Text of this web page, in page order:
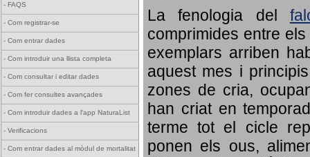
- FAQS
- Com registrar-se
- Com entrar dades
- Com introduir una llista completa
- Com consultar i editar dades
- Com fer consultes avançades
- Com introduir dades a l'app NaturaList
- Verificacions
- Com entrar dades al mòdul de mortalitat
La fenologia del
comprimides entre
exemplars arriben
aquest mes i
zones de cria,
han criat en
terme tot el cicle
ponen els ous,